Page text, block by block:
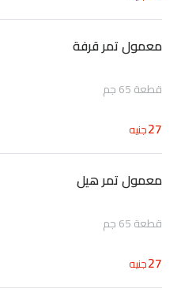
معمول تمر قرفة
قطعة 65 جم
27جنيه
معمول تمر هيل
قطعة 65 جم
27جنيه